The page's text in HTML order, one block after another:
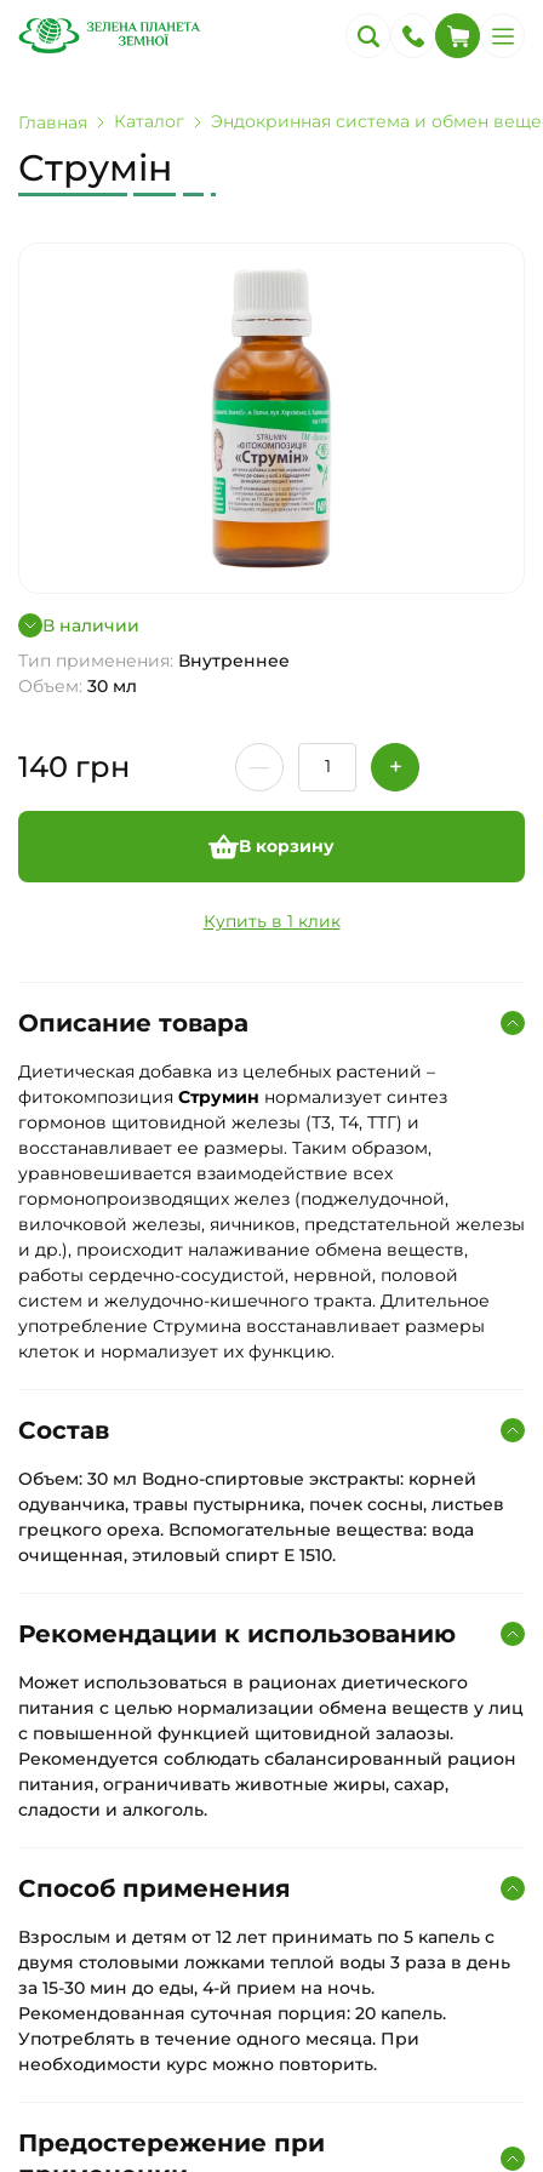
Главная Каталог Эндокринная система и обмен
Струмін
В наличии
Тип применения: Внутреннее
Объем: 30 мл
140 грн
В корзину
Купить в 1 клик
Описание товара
Диетическая добавка из целебных растений –
фитокомпозиция Струмин нормализует синтез
гормонов щитовидной железы (Т3, Т4, ТТГ) и
восстанавливает ее размеры. Таким образом,
уравновешивается взаимодействие всех
гормонопроизводящих желез (поджелудочной,
вилочковой железы, яичников, предстательной железы
и др.), происходит налаживание обмена веществ,
работы сердечно-сосудистой, нервной, половой
систем и желудочно-кишечного тракта. Длительное
употребление Струмина восстанавливает размеры
клеток и нормализует их функцию.
Состав
Объем: 30 мл Водно-спиртовые экстракты: корней
одуванчика, травы пустырника, почек сосны, листьев
грецкого ореха. Вспомогательные вещества: вода
очищенная, этиловый спирт Е 1510.
Рекомендации к использованию
Может использоваться в рационах диетического
питания с целью нормализации обмена веществ у лиц
с повышенной функцией щитовидной залаозы.
Рекомендуется соблюдать сбалансированный рацион
питания, ограничивать животные жиры, сахар,
сладости и алкоголь.
Способ применения
Взрослым и детям от 12 лет принимать по 5 капель с
двумя столовыми ложками теплой воды 3 раза в день
за 15-30 мин до еды, 4-й прием на ночь.
Рекомендованная суточная порция: 20 капель.
Употреблять в течение одного месяца. При
необходимости курс можно повторить.
Предостережение при